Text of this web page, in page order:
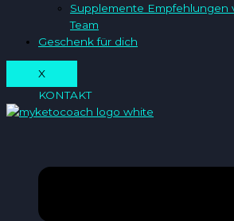
Supplemente Empfehlungen
Team
Geschenk für dich
X
KONTAKT